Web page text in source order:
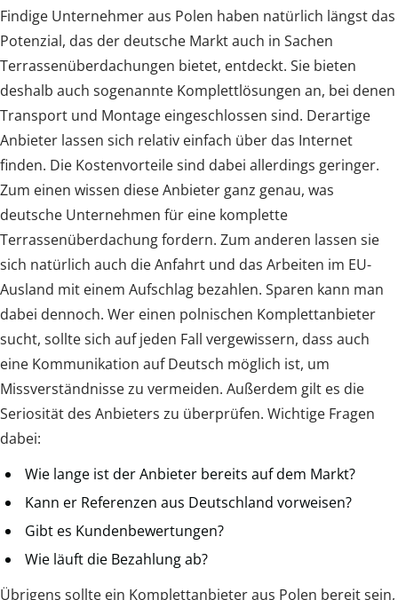
Findige Unternehmer aus Polen haben natürlich längst das
Potenzial, das der deutsche Markt auch in Sachen
Terrassenüberdachungen bietet, entdeckt. Sie bieten
deshalb auch sogenannte Komplettlösungen an, bei denen
Transport und Montage eingeschlossen sind. Derartige
Anbieter lassen sich relativ einfach über das Internet
finden. Die Kostenvorteile sind dabei allerdings geringer.
Zum einen wissen diese Anbieter ganz genau, was
deutsche Unternehmen für eine komplette
Terrassenüberdachung fordern. Zum anderen lassen sie
sich natürlich auch die Anfahrt und das Arbeiten im EU-
Ausland mit einem Aufschlag bezahlen. Sparen kann man
dabei dennoch. Wer einen polnischen Komplettanbieter
sucht, sollte sich auf jeden Fall vergewissern, dass auch
eine Kommunikation auf Deutsch möglich ist, um
Missverständnisse zu vermeiden. Außerdem gilt es die
Seriosität des Anbieters zu überprüfen. Wichtige Fragen
dabei:
Wie lange ist der Anbieter bereits auf dem Markt?
Kann er Referenzen aus Deutschland vorweisen?
Gibt es Kundenbewertungen?
Wie läuft die Bezahlung ab?
Übrigens sollte ein Komplettanbieter aus Polen bereit sein,